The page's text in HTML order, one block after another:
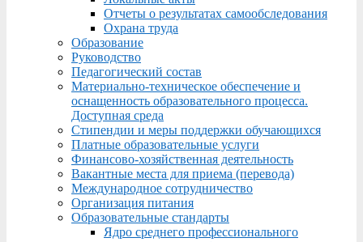
Отчеты о результатах самообследования
Охрана труда
Образование
Руководство
Педагогический состав
Материально-техническое обеспечение и
оснащенность образовательного процесса.
Доступная среда
Стипендии и меры поддержки обучающихся
Платные образовательные услуги
Финансово-хозяйственная деятельность
Вакантные места для приема (перевода)
Международное сотрудничество
Организация питания
Образовательные стандарты
Ядро среднего профессионального